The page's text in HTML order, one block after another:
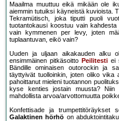
Maailma muuttuu eikä mikään ole
aiemmin tutuiksi käyneistä kuvioista.
Tekramütisch, joka tiputti puoli
tuotantokausi koostuu vain
vain kymmenen per levy, joten
tuplaantuvan, eikö vain?
Uuden ja uljaan aikakauden alku
ensimmäinen pitkäsoitto Peilitesti ei
Bändille ominaisen outorockin ja
täyttyivät tuolloinkin, joten oliko vika
pahoittanut mieleni tuotannon
kyse kenties jostain muusta? Niin
mahdollista arvoa/arvottomuutta
Konfettisade ja trumpettitöräykset
Galaktinen hörhö on